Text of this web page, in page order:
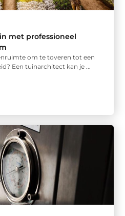
met professioneel
om te toveren tot een
Een tuinarchitect kan je ...